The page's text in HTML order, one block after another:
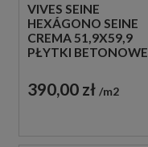
VIVES SEINE
HEXÁGONO SEINE
CREMA 51,9X59,9
PŁYTKI BETONOWE
390,00 zł m2